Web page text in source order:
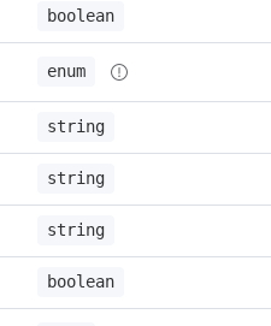
boolean
enum
string
string
string
boolean